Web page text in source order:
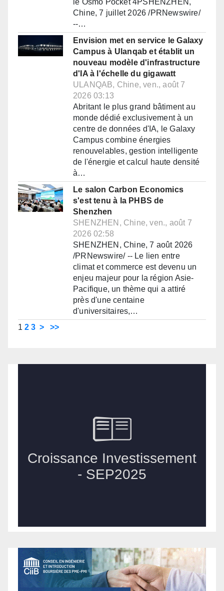
le Osmo Pocket 4PSHENZHEN,
Chine, 7 juillet 2026 /PRNewswire/
--…
Envision met en service le Galaxy
Campus à Ulanqab et établit un
nouveau modèle d'infrastructure
d'IA à l'échelle du gigawatt
ULANQAB, Chine, ven., août 7
2026 03:13
Abritant le plus grand bâtiment au
monde dédié exclusivement à un
centre de données d'IA, le Galaxy
Campus combine énergies
renouvelables, gestion intelligente
de l'énergie et calcul haute densité
à…
Le salon Carbon Economics
s'est tenu à la PHBS de
Shenzhen
SHENZHEN, Chine, ven., août 7
2026 02:58
SHENZHEN, Chine, 7 août 2026
/PRNewswire/ -- Le lien entre
climat et commerce est devenu un
enjeu majeur pour la région Asie-
Pacifique, un thème qui a attiré
près d'une centaine
d'universitaires,…
1 2 3 > >>